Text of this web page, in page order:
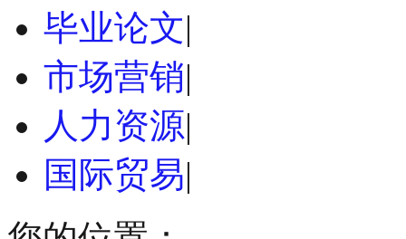
毕业论文|
市场营销|
人力资源|
国际贸易|